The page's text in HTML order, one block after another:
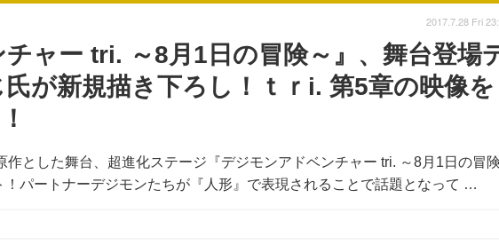
チャー tri. ～8月1日の冒険～』、舞台登場
が新規描き下ろし！ｔｒi. 第5章の映像を
作とした舞台、超進化ステージ『デジモンアドベンチャー tri. ～8月1日の冒
！パートナーデジモンたちが『人形』で表現されることで話題となって …
2017.7.28 Fri